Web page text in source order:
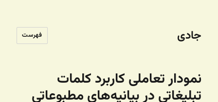
جادی فهرست
نمودار تعاملی کاربرد کلمات
تبلیغاتی در بیانیه‌های مطبوعاتی